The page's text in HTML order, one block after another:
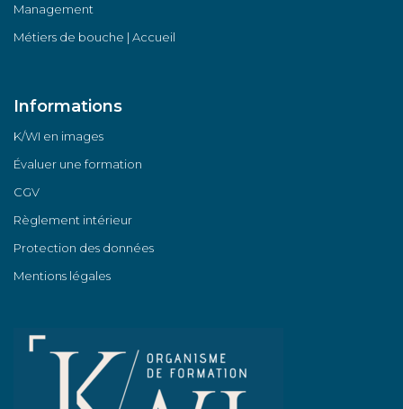
Management
Métiers de bouche | Accueil
Informations
K/WI en images
Évaluer une formation
CGV
Règlement intérieur
Protection des données
Mentions légales